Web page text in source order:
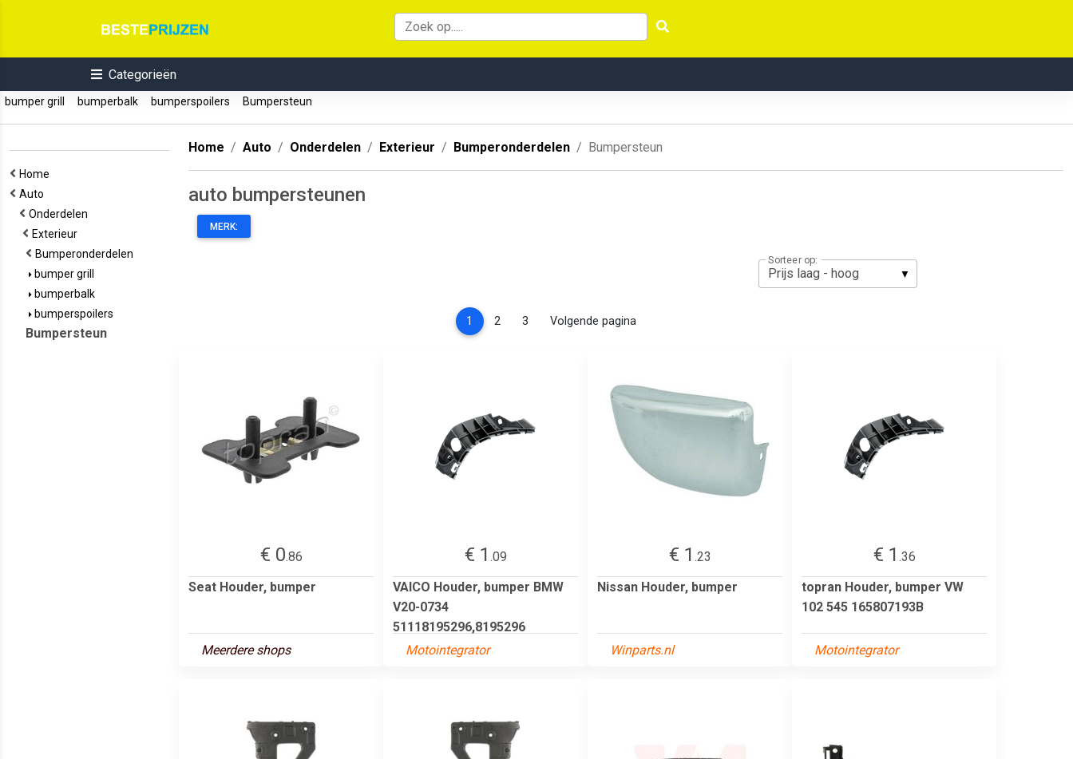
Categorieën
bumper grill bumperbalk bumperspoilers Bumpersteun
Home
Auto
Onderdelen
Exterieur
Bumperonderdelen
bumper grill
bumperbalk
bumperspoilers
Bumpersteun
Home Auto Onderdelen Exterieur Bumperonderdelen Bumpersteun
auto bumpersteunen
MERK:
Sorteer op:
1 (current)
2 3 Volgende pagina
€ 0.86
Seat Houder, bumper
Meerdere shops
€ 1 .09
VAICO Houder, bumper BMW
V20-0734
51118195296,8195296
Motointegrator
€ 1 .23
Nissan Houder, bumper
Winparts.nl
€ 1 .36
topran Houder, bumper VW
102 545 165807193B
Motointegrator